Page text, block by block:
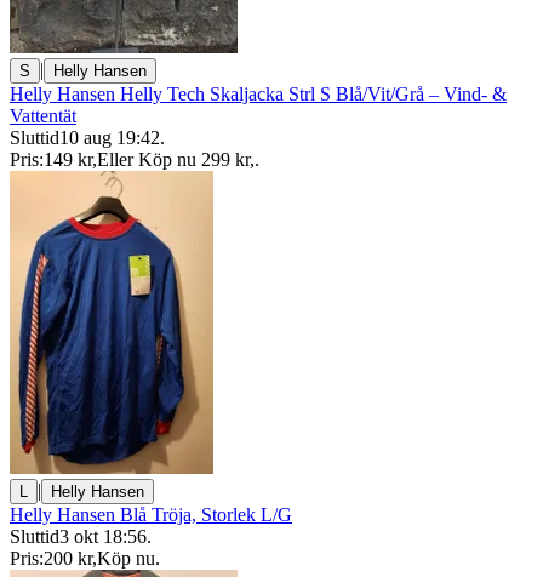
S | Helly Hansen
Helly Hansen Helly Tech Skaljacka Strl S Blå/Vit/Grå – Vind- &
Vattentät
Sluttid10 aug 19:42.
Pris:149 kr,Eller Köp nu 299 kr,.
L | Helly Hansen
Helly Hansen Blå Tröja, Storlek L/G
Sluttid3 okt 18:56.
Pris:200 kr,Köp nu.